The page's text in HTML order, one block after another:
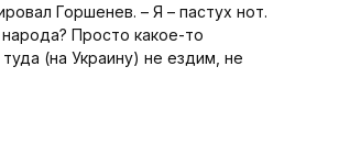
Горшенев. – Я – пастух нот.
народа? Просто какое-то
(на Украину) не ездим, не